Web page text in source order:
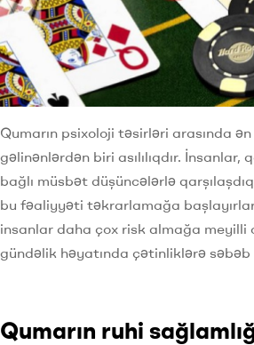
Qumarın psixoloji təsirləri arasında
gəlinənlərdən biri asılılıqdır. İnsanlar,
bağlı müsbət düşüncələrlə
bu fəaliyyəti təkrarlamağa
insanlar daha çox risk almağa meyilli
gündəlik həyatında çətinliklərə səbəb
Qumarın ruhi